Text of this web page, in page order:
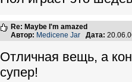
Re: Maybe I'm amazed
Автор: Medicene Jar Дата:
Отличная вещь, а
супер!